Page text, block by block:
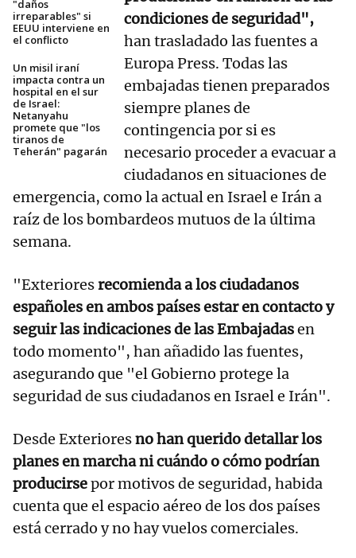
"daños
irreparables" si
EEUU interviene en
el conflicto
Un misil iraní
impacta contra un
hospital en el sur
de Israel:
Netanyahu
promete que "los
tiranos de
Teherán" pagarán
condiciones de seguridad",
han trasladado las fuentes a
Europa Press. Todas las
embajadas tienen preparados
siempre planes de
contingencia por si es
necesario proceder a evacuar a
ciudadanos en situaciones de
emergencia, como la actual en Israel e Irán a
raíz de los bombardeos mutuos de la última
semana.
"Exterioresrecomienda a los ciudadanos
españoles en ambos países estar en contacto y
seguir las indicaciones de las Embajadasen
todo momento", han añadido las fuentes,
asegurando que "el Gobierno protege la
seguridad de sus ciudadanos en Israel e Irán".
Desde Exterioresno han querido detallar los
planes en marcha ni cuándo o cómo podrían
producirsepor motivos de seguridad, habida
cuenta que el espacio aéreo de los dos países
está cerrado y no hay vuelos comerciales.